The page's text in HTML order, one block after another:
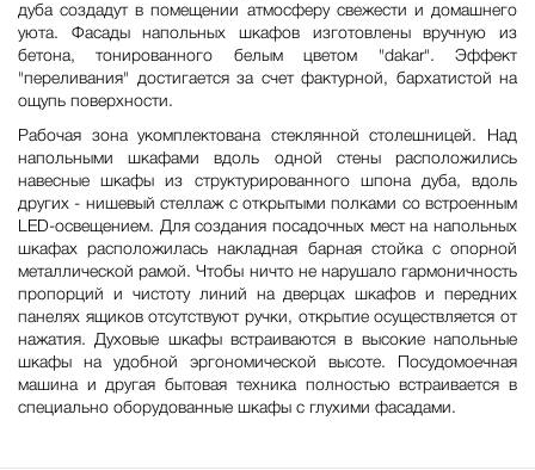
дуба создадут в помещении атмосферу свежести и домашнего
уюта. Фасады напольных шкафов изготовлены вручную из
бетона, тонированного белым цветом "dakar". Эффект
"переливания" достигается за счет фактурной, бархатистой на
ощупь поверхности.
Рабочая зона укомплектована стеклянной столешницей. Над
напольными шкафами вдоль одной стены расположились
навесные шкафы из структурированного шпона дуба, вдоль
других - нишевый стеллаж с открытыми полками со встроенным
LED-освещением. Для создания посадочных мест на напольных
шкафах расположилась накладная барная стойка с опорной
металлической рамой. Чтобы ничто не нарушало гармоничность
пропорций и чистоту линий на дверцах шкафов и передних
панелях ящиков отсутствуют ручки, открытие осуществляется от
нажатия. Духовые шкафы встраиваются в высокие напольные
шкафы на удобной эргономической высоте. Посудомоечная
машина и другая бытовая техника полностью встраивается в
специально оборудованные шкафы с глухими фасадами.